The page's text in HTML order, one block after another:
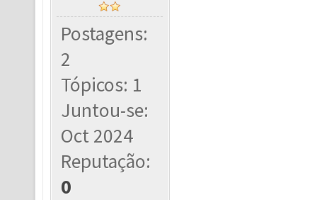
Postagens:
2
Tópicos: 1
Juntou-se:
Oct 2024
Reputação:
0